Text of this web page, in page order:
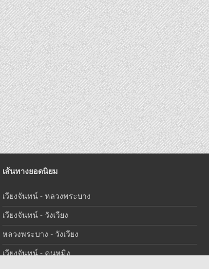
เส้นทางยอดนิยม
เวียงจันทน์ - หลวงพระบาง
เวียงจันทน์ - วังเวียง
หลวงพระบาง - วังเวียง
เวียงจันทน์ - คุนหมิง